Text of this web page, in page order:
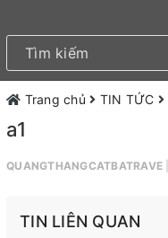
Trang chủ TIN TỨC
a1
QUANGTHANGCATBATRAVE
TIN LIÊN QUAN